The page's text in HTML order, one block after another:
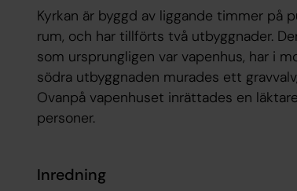
Kyrkan är byggd av liggande timmer på
rum, och har tillförts två utbyggnader.
som ursprungligen var vapenhus, har i
södra utbyggnaden murades ett
Ovanpå vapenhuset inrättades en
personer.
Inredning